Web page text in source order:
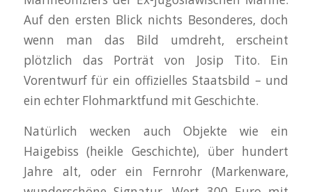
Auf den ersten Blick nichts Besonderes, doch
wenn man das Bild umdreht, erscheint
plötzlich das Porträt von Josip Tito. Ein
Vorentwurf für ein offizielles Staatsbild – und
ein echter Flohmarktfund mit Geschichte.
Natürlich wecken auch Objekte wie ein
Haigebiss (heikle Geschichte), über hundert
Jahre alt, oder ein Fernrohr (Markenware,